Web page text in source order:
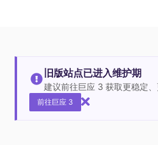
旧版站点已进入维护期
建议前往巨应 3 获取更稳定、
前往巨应 3